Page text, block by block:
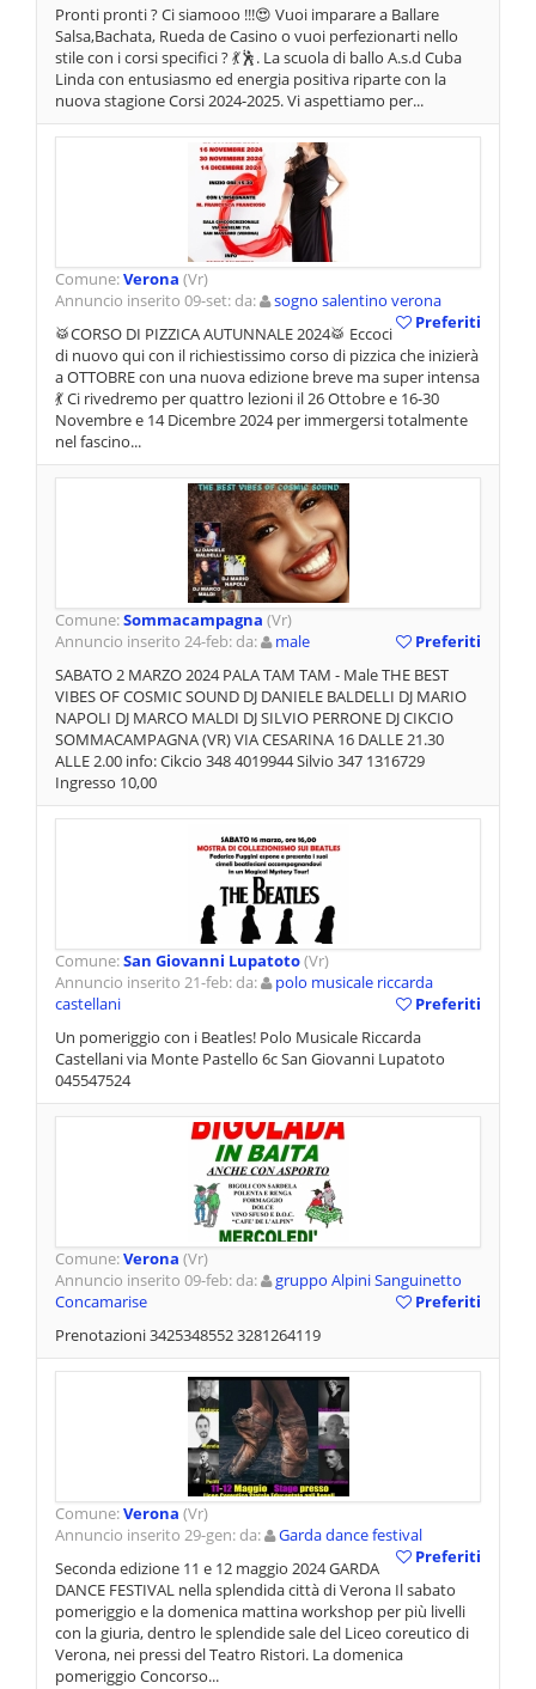
Pronti pronti ? Ci siamooo !!!😍 Vuoi imparare a Ballare
Salsa,Bachata, Rueda de Casino o vuoi perfezionarti nello
stile con i corsi specifici ? 💃🕺. La scuola di ballo A.s.d Cuba
Linda con entusiasmo ed energia positiva riparte con la
nuova stagione Corsi 2024-2025. Vi aspettiamo per...
Comune:Verona (Vr)
Annuncio inserito 09-set: da:
sogno salentino verona
Preferiti
🥁CORSO DI PIZZICA AUTUNNALE 2024🥁 Eccoci
di nuovo qui con il richiestissimo corso di pizzica che inizierà
a OTTOBRE con una nuova edizione breve ma super intensa
💃 Ci rivedremo per quattro lezioni il 26 Ottobre e 16-30
Novembre e 14 Dicembre 2024 per immergersi totalmente
nel fascino...
Comune:Sommacampagna (Vr)
Annuncio inserito 24-feb: da:
male
Preferiti
SABATO 2 MARZO 2024 PALA TAM TAM - Male THE BEST
VIBES OF COSMIC SOUND DJ DANIELE BALDELLI DJ MARIO
NAPOLI DJ MARCO MALDI DJ SILVIΟ PERRONE DJ CIKCIO
SOMMACAMPAGNA (VR) VIA CESARINA 16 DALLE 21.30
ALLE 2.00 info: Cikcio 348 4019944 Silvio 347 1316729
Ingresso 10,00
Comune:San Giovanni Lupatoto(Vr)
Annuncio inserito 21-feb: da:
polo musicale riccarda
castellani
Preferiti
Un pomeriggio con i Beatles! Polo Musicale Riccarda
Castellani via Monte Pastello 6c San Giovanni Lupatoto
045547524
Comune:Verona (Vr)
Annuncio inserito 09-feb: da:
gruppo Alpini Sanguinetto
Concamarise
Preferiti
Prenotazioni 3425348552 3281264119
Comune:Verona (Vr)
Annuncio inserito 29-gen: da:
Garda dance festival
Preferiti
Seconda edizione 11 e 12 maggio 2024 GARDA
DANCE FESTIVAL nella splendida città di Verona Il sabato
pomeriggio e la domenica mattina workshop per più livelli
con la giuria, dentro le splendide sale del Liceo coreutico di
Verona, nei pressi del Teatro Ristori. La domenica
pomeriggio Concorso...